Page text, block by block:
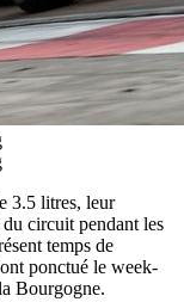
3.5 litres, leur
du circuit pendant les
temps de
ponctué le week-
Bourgogne.